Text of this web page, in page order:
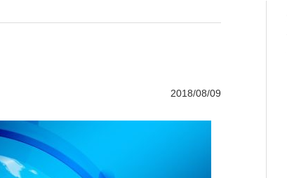
2018/08/09